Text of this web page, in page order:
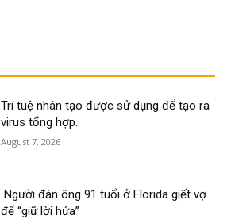
Trí tuệ nhân tạo được sử dụng để tạo ra
virus tổng hợp.
August 7, 2026
Người đàn ông 91 tuổi ở Florida giết vợ
để “giữ lời hứa”